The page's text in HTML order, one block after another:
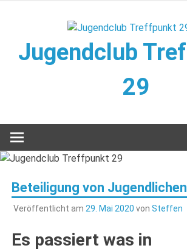
Jugendclub
29
Beteiligung von Jugendlichen
Veröffentlicht am 29. Mai 2020 von Steffen
Es passiert was in